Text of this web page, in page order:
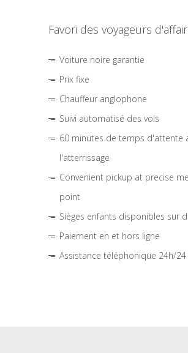
Favori des voyageurs
Voiture noire garantie
Prix fixe
Chauffeur anglophone
Suivi automatisé des vols
60 minutes de temps d'attente
l'atterrissage
Convenient pickup at precise
point
Sièges enfants disponibles sur
Paiement en et hors ligne
Assistance téléphonique 24h/